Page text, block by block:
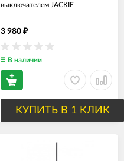
выключателем JACKIE
3 980 ₽
В наличии
КУПИТЬ В 1 КЛИК